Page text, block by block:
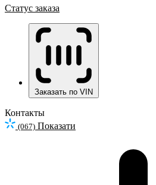
Статус заказа
Заказать по VIN
Контакты
(067) Показати